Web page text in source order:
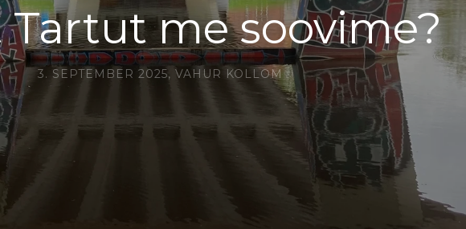
me soovime?
3. SEPTEMBER 2025, VAHUR KOLLOM